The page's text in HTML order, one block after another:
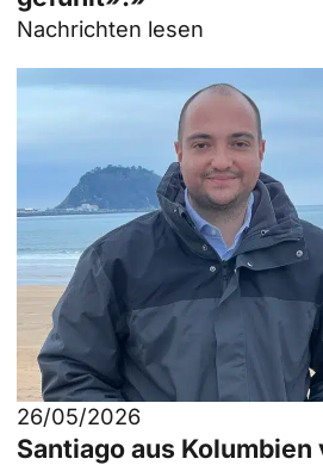
Nachrichten lesen
26/05/2026
Santiago aus